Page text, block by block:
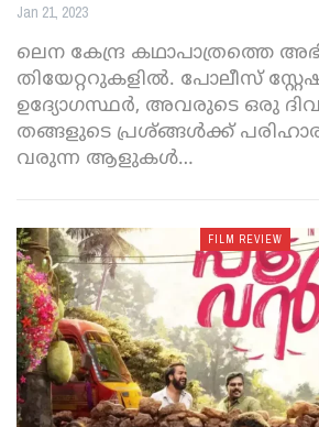
Jan 21, 2023
ലെന കേന്ദ്ര കഥാപാത്രത്തെ
തിയേറ്ററുകളിൽ. പോലീസ്
ഉദ്യോഗസ്ഥർ, അവരുടെ ഒരു
തങ്ങളുടെ പ്രശ്ങ്ങൾക്ക്
വരുന്ന ആളുകൾ…
FILM REVIEW